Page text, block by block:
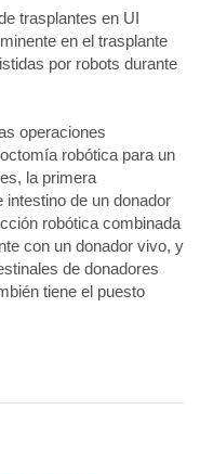
trasplantes en UI
en el trasplante
por robots durante
operaciones
robótica para un
la primera
de un donador
robótica combinada
con un donador vivo, y
de donadores
tiene el puesto